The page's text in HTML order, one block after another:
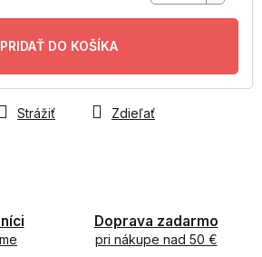
PRIDAŤ DO KOŠÍKA
Doprava zadarmo
pri nákupe nad 50 €
Strážiť Zdieľať